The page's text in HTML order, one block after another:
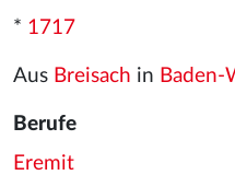
* 1717
Aus Breisach in Baden-
Berufe
Eremit